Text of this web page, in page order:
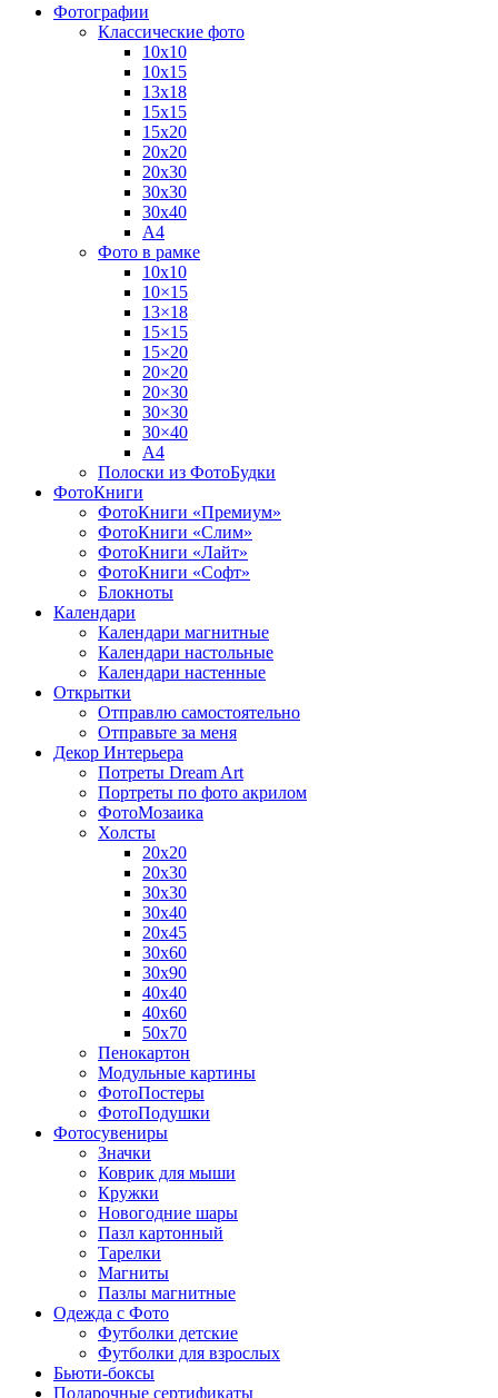
Фотографии
Классические фото
10х10
10х15
13х18
15х15
15х20
20х20
20х30
30х30
30х40
А4
Фото в рамке
10х10
10×15
13×18
15×15
15×20
20×20
20×30
30×30
30×40
A4
Полоски из ФотоБудки
ФотоКниги
ФотоКниги «Премиум»
ФотоКниги «Слим»
ФотоКниги «Лайт»
ФотоКниги «Софт»
Блокноты
Календари
Календари магнитные
Календари настольные
Календари настенные
Открытки
Отправлю самостоятельно
Отправьте за меня
Декор Интерьера
Потреты Dream Art
Портреты по фото акрилом
ФотоМозаика
Холсты
20х20
20х30
30х30
30х40
20х45
30х60
30х90
40х40
40х60
50х70
Пенокартон
Модульные картины
ФотоПостеры
ФотоПодушки
Фотоcувениры
Значки
Коврик для мыши
Кружки
Новогодние шары
Пазл картонный
Тарелки
Магниты
Пазлы магнитные
Одежда с Фото
Футболки детские
Футболки для взрослых
Бьюти-боксы
Подарочные сертификаты